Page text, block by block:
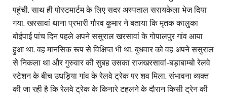
पहुंची. साथ ही पोस्टमार्टम के लिए सदर अस्पताल सरायकेला भेज दिया
गया. खरसावां थाना प्रभारी गौरव कुमार ने बताया कि मृतक कालुका
बोईपाई पांच दिन पहले अपने ससुराल खरसावां के गोपालपुर गांव आया
हुआ था. वह मानसिक रूप से विक्षिप्त भी था. बुधवार को वह अपने ससुराल
से निकला था और गुरुवार की सुबह उसका राजखरसावां-बड़ाबाम्बो रेलवे
स्टेशन के बीच उधड़िया गांव के रेलवे ट्रेक पर शव मिला. संभावना व्यक्त
की जा रही है कि रेलवे ट्रेक के किनारे टहलने के दौरान किसी ट्रेन की